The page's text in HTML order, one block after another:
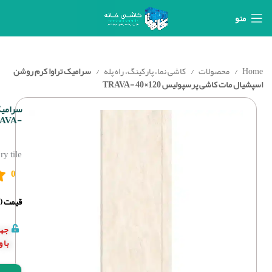
منو
Home محصولات کاشی نما، پارکینگ، راه پله سرامیک تراوا کرم روشن
اسپشیال مات کاشی پرسپولیس 120×40 -TRAVA
-TRAVA
tile
0
قیمت